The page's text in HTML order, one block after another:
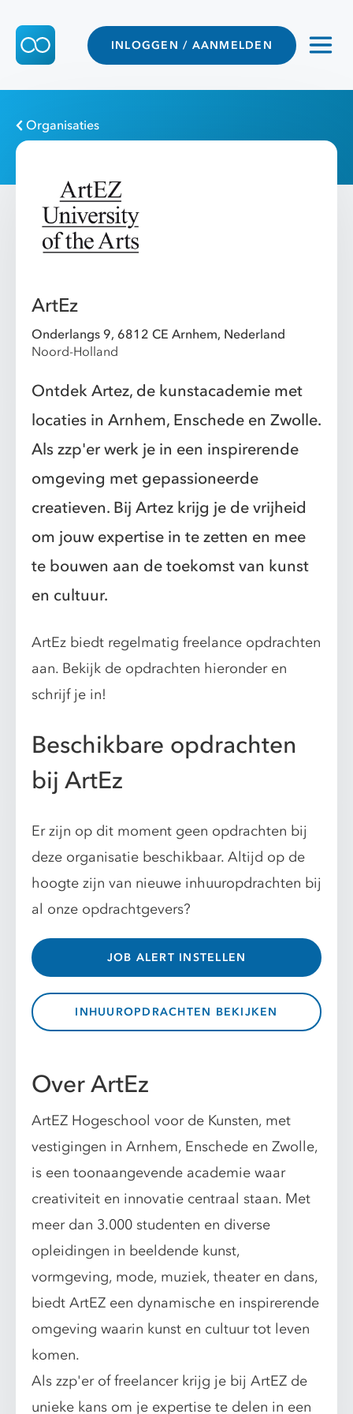
INLOGGEN / AANMELDEN
Organisaties
ArtEz
Onderlangs 9, 6812 CE Arnhem, Nederland
Noord-Holland
Ontdek Artez, de kunstacademie met
locaties in Arnhem, Enschede en Zwolle.
Als zzp'er werk je in een inspirerende
omgeving met gepassioneerde
creatieven. Bij Artez krijg je de vrijheid
om jouw expertise in te zetten en mee
te bouwen aan de toekomst van kunst
en cultuur.
ArtEz biedt regelmatig freelance opdrachten
aan. Bekijk de opdrachten hieronder en
schrijf je in!
Beschikbare opdrachten
bij ArtEz
Er zijn op dit moment geen opdrachten bij
deze organisatie beschikbaar. Altijd op de
hoogte zijn van nieuwe inhuuropdrachten bij
al onze opdrachtgevers?
JOB ALERT INSTELLEN
INHUUROPDRACHTEN BEKIJKEN
Over ArtEz
ArtEZ Hogeschool voor de Kunsten, met
vestigingen in Arnhem, Enschede en Zwolle,
is een toonaangevende academie waar
creativiteit en innovatie centraal staan. Met
meer dan 3.000 studenten en diverse
opleidingen in beeldende kunst,
vormgeving, mode, muziek, theater en dans,
biedt ArtEZ een dynamische en inspirerende
omgeving waarin kunst en cultuur tot leven
komen.
Als zzp'er of freelancer krijg je bij ArtEZ de
unieke kans om je expertise te delen in een